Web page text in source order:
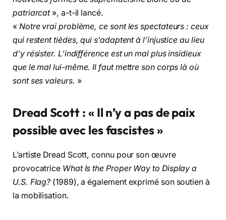
patriarcat», a-t-il lancé.
«Notre vrai problème, ce sont les spectateurs : ceux
qui restent tièdes, qui s’adaptent à l’injustice au lieu
d’y résister. L’indifférence est un mal plus insidieux
que le mal lui-même. Il faut mettre son corps là où
sont ses valeurs. »
Dread Scott : « Il n’y a pas de paix
possible avec les fascistes »
L’artiste Dread Scott, connu pour son œuvre
provocatrice What Is the Proper Way to Display a
U.S. Flag? (1989), a également exprimé son soutien à
la mobilisation.